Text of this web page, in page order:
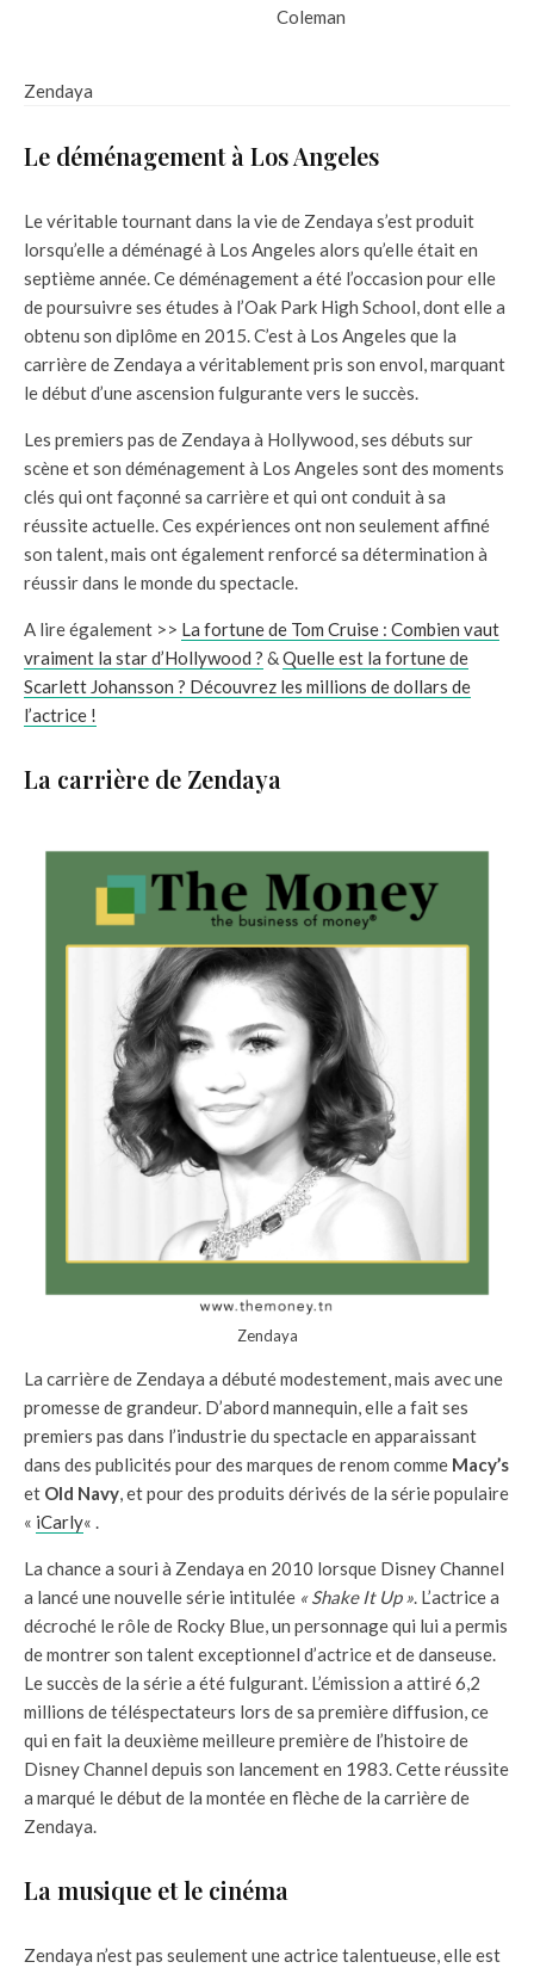
Coleman
Zendaya
Le déménagement à Los Angeles
Le véritable tournant dans la vie de Zendaya s’est produit
lorsqu’elle a déménagé à Los Angeles alors qu’elle était en
septième année. Ce déménagement a été l’occasion pour elle
de poursuivre ses études à l’Oak Park High School, dont elle a
obtenu son diplôme en 2015. C’est à Los Angeles que la
carrière de Zendaya a véritablement pris son envol, marquant
le début d’une ascension fulgurante vers le succès.
Les premiers pas de Zendaya à Hollywood, ses débuts sur
scène et son déménagement à Los Angeles sont des moments
clés qui ont façonné sa carrière et qui ont conduit à sa
réussite actuelle. Ces expériences ont non seulement affiné
son talent, mais ont également renforcé sa détermination à
réussir dans le monde du spectacle.
A lire également >> La fortune de Tom Cruise : Combien vaut
vraiment la star d’Hollywood ? &Quelle est la fortune de
Scarlett Johansson ? Découvrez les millions de dollars de
l’actrice !
La carrière de Zendaya
Zendaya
La carrière de Zendaya a débuté modestement, mais avec une
promesse de grandeur. D’abord mannequin, elle a fait ses
premiers pas dans l’industrie du spectacle en apparaissant
dans des publicités pour des marques de renom comme Macy’s
et Old Navy, et pour des produits dérivés de la série populaire
« iCarly« .
La chance a souri à Zendaya en 2010 lorsque Disney Channel
a lancé une nouvelle série intitulée « Shake It Up ». L’actrice a
décroché le rôle de Rocky Blue, un personnage qui lui a permis
de montrer son talent exceptionnel d’actrice et de danseuse.
Le succès de la série a été fulgurant. L’émission a attiré 6,2
millions de téléspectateurs lors de sa première diffusion, ce
qui en fait la deuxième meilleure première de l’histoire de
Disney Channel depuis son lancement en 1983. Cette réussite
a marqué le début de la montée en flèche de la carrière de
Zendaya.
La musique et le cinéma
Zendaya n’est pas seulement une actrice talentueuse, elle est